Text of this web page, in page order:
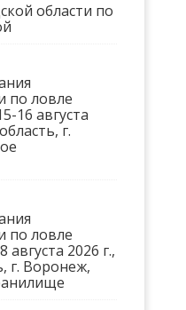
области по
по ловле
16 августа
г.
по ловле
августа 2026 г.,
г. Воронеж,